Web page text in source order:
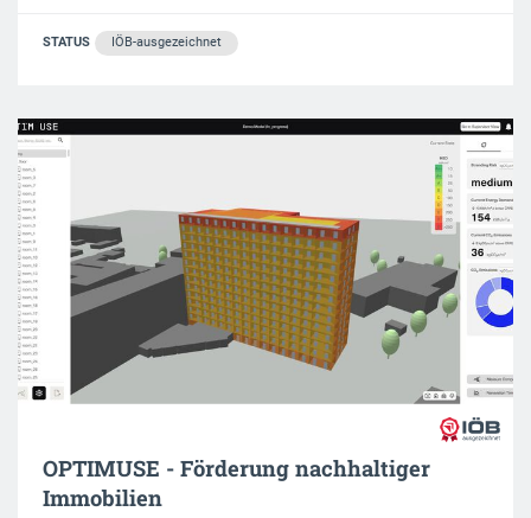
STATUS IÖB-ausgezeichnet
OPTIMUSE - Förderung nachhaltiger
Immobilien